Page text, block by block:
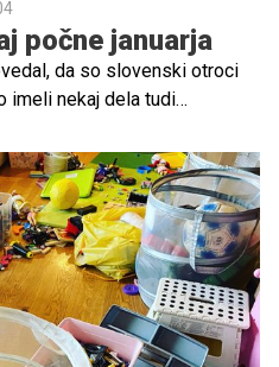
počne januarja
da so slovenski otroci
imeli nekaj dela tudi